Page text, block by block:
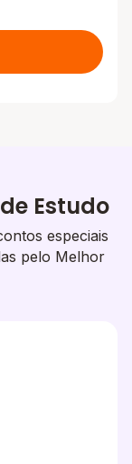
Estudo
especiais
pelo Melhor